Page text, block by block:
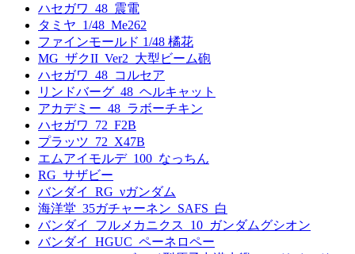
ハセガワ_48_震電
タミヤ_1/48_Me262
ファインモールド 1/48 橘花
MG_ザクII_Ver2_大型ビーム砲
ハセガワ_48_コルセア
リンドバーグ_48_ヘルキャット
アカデミー_48_ラボーチキン
ハセガワ_72_F2B
プラッツ_72_X47B
エムアイモルデ_100_なっちん
RG_サザビー
バンダイ_RG_νガンダム
海洋堂_35ガチャーネン_SAFS_白
バンダイ_フルメカニクス_10_ガンダムグシオン
バンダイ_HGUC_ペーネロペー